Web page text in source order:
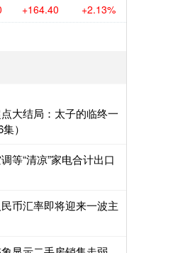
+164.40 +2.13%
大结局：太子的临终一
）
等“清凉”家电合计出口
币汇率即将迎来一波主